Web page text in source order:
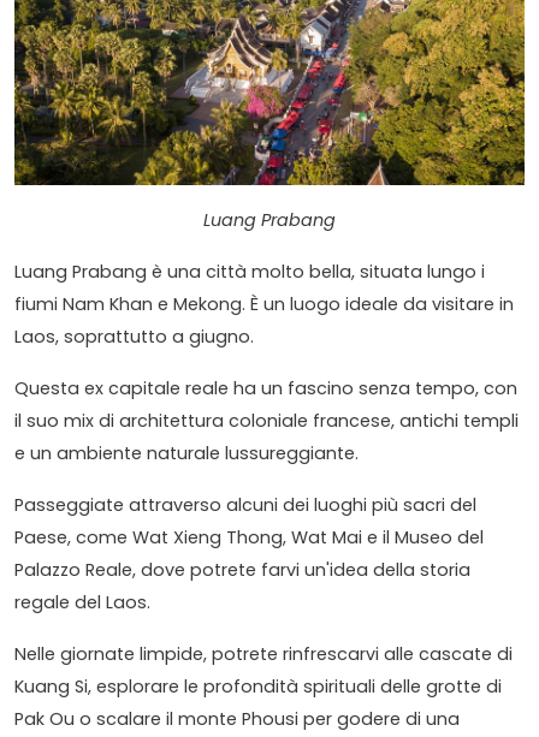
Luang Prabang
Luang Prabang è una città molto bella, situata lungo i
fiumi Nam Khan e Mekong. È un luogo ideale da visitare in
Laos, soprattutto a giugno.
Questa ex capitale reale ha un fascino senza tempo, con
il suo mix di architettura coloniale francese, antichi templi
e un ambiente naturale lussureggiante.
Passeggiate attraverso alcuni dei luoghi più sacri del
Paese, come Wat Xieng Thong, Wat Mai e il Museo del
Palazzo Reale, dove potrete farvi un'idea della storia
regale del Laos.
Nelle giornate limpide, potrete rinfrescarvi alle cascate di
Kuang Si, esplorare le profondità spirituali delle grotte di
Pak Ou o scalare il monte Phousi per godere di una